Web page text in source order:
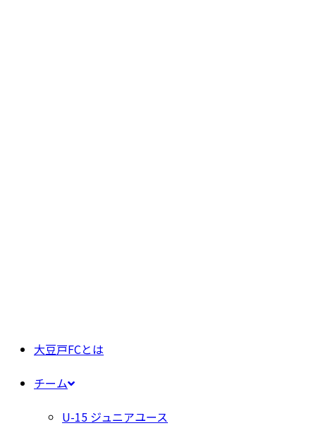
大豆戸FCとは
チーム
U-15 ジュニアユース